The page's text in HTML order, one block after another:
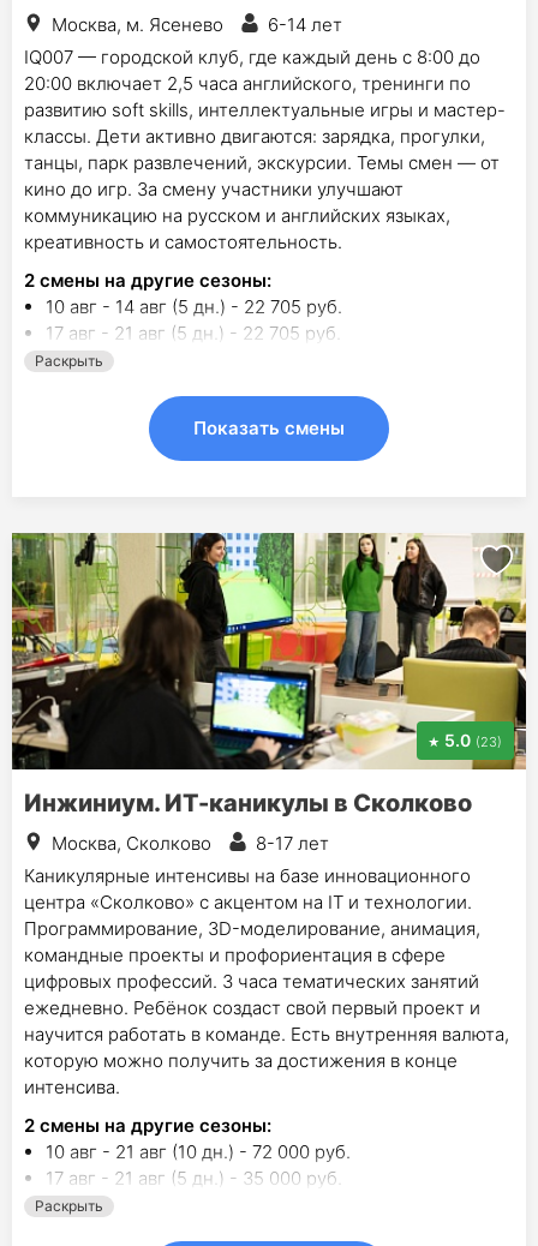
Москва, м. Ясенево
6-14 лет
IQ007 — городской клуб, где каждый день с 8:00 до
20:00 включает 2,5 часа английского, тренинги по
развитию soft skills, интеллектуальные игры и мастер-
классы. Дети активно двигаются: зарядка, прогулки,
танцы, парк развлечений, экскурсии. Темы смен — от
кино до игр. За смену участники улучшают
коммуникацию на русском и английских языках,
креативность и самостоятельность.
2 смены на другие сезоны:
10 авг - 14 авг (5 дн.) - 22 705 руб.
17 авг - 21 авг (5 дн.) - 22 705 руб.
Раскрыть
Показать смены
5.0 (23)
Инжиниум. ИТ-каникулы в Сколково
Москва, Сколково
8-17 лет
Каникулярные интенсивы на базе инновационного
центра «Сколково» с акцентом на IT и технологии.
Программирование, 3D-моделирование, анимация,
командные проекты и профориентация в сфере
цифровых профессий. 3 часа тематических занятий
ежедневно. Ребёнок создаст свой первый проект и
научится работать в команде. Есть внутренняя валюта,
которую можно получить за достижения в конце
интенсива.
2 смены на другие сезоны:
10 авг - 21 авг (10 дн.) - 72 000 руб.
17 авг - 21 авг (5 дн.) - 35 000 руб.
Раскрыть